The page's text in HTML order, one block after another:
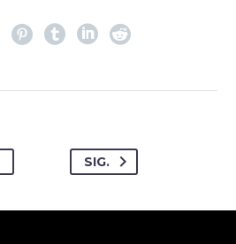
SIG.